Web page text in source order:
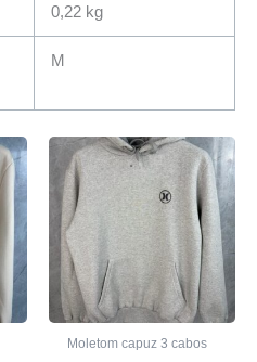
0,22 kg
M
Moletom capuz 3 cabos